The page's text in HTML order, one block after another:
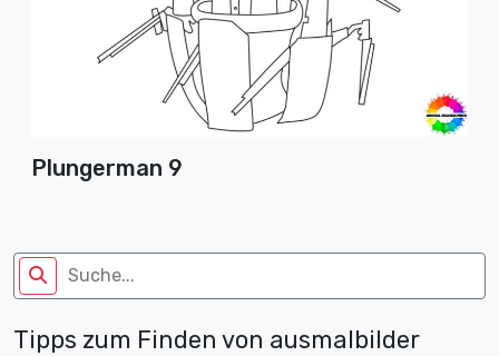
Plungerman 9
Tipps zum Finden von ausmalbilder